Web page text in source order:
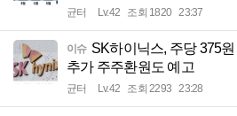
균터 Lv.42 조회 1820 23:37
이슈 SK하이닉스, 주당 375
추가 주주환원도 예고
균터 Lv.42 조회 2293 23:28